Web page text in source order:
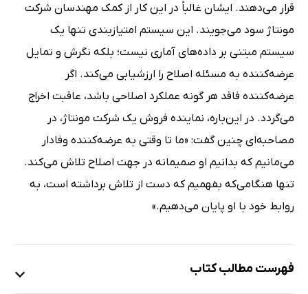
قرار مى‌دهند. ایشان غالباً در این کار از کمک مهندسان شرکت
مونتاژ سود مى‌جویند. این سیستم امتیازبندى تنها یک
سیستم مبتنى بر داده‌هاى آمارى نیست؛ بلکه نگرش و تمایل
عرضه‌کننده به مسئله اصلاح را ارزشیابى مى‌کند. اگر
عرضه‌کننده فاقد هر گونه عملکرد اصلاحى باشد، عاقبت اخراج
مى‌گردد. در این‌باره، نماینده فروش یک شرکت مونتاژ، در
مصاحبه‌اى چنین گفت: «ما تا وقتى به عرضه‌کننده وفادار
مى‌مانیم که بدانیم او صمیمانه در جهت اصلاح تلاش مى‌کند.
تنها هنگامى‌که بفهمیم که دست از تلاش برداشته است، به
روابط خود با او پایان مى‌دهیم.»
فهرست مطالب کتاب